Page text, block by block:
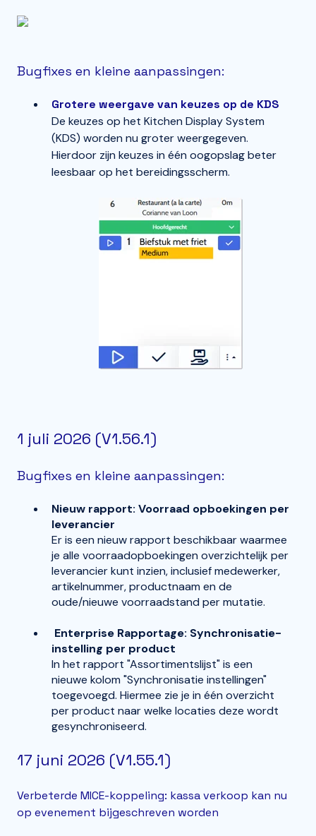
Bugfixes en kleine aanpassingen:
Grotere weergave van keuzes op de KDS
De keuzes op het Kitchen Display System
(KDS) worden nu groter weergegeven.
Hierdoor zijn keuzes in één oogopslag beter
leesbaar op het bereidingsscherm.
1 juli 2026 (V1.56.1)
Bugfixes en kleine aanpassingen:
Nieuw rapport: Voorraad opboekingen per
leverancier
Er is een nieuw rapport beschikbaar waarmee
je alle voorraadopboekingen overzichtelijk per
leverancier kunt inzien, inclusief medewerker,
artikelnummer, productnaam en de
oude/nieuwe voorraadstand per mutatie.
Enterprise Rapportage: Synchronisatie-
instelling per product
In het rapport "Assortimentslijst" is een
nieuwe kolom "Synchronisatie instellingen"
toegevoegd. Hiermee zie je in één overzicht
per product naar welke locaties deze wordt
gesynchroniseerd.
17 juni 2026 (V1.55.1)
Verbeterde MICE-koppeling: kassa verkoop kan nu
op evenement bijgeschreven worden